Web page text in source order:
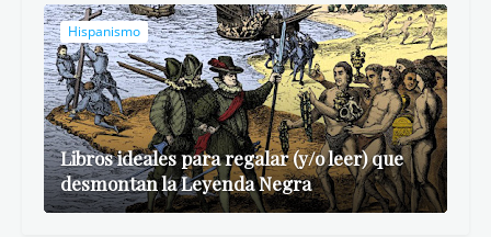
Hispanismo
Libros ideales para regalar (y/o leer) que
desmontan la Leyenda Negra